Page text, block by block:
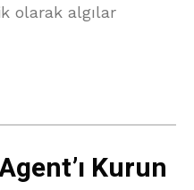
olarak algılar
Kurun